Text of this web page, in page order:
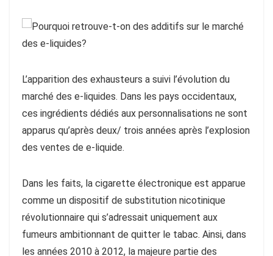
L’apparition des exhausteurs a suivi l’évolution du
marché des e-liquides. Dans les pays occidentaux,
ces ingrédients dédiés aux personnalisations ne sont
apparus qu’après deux/ trois années après l’explosion
des ventes de e-liquide.
Dans les faits, la cigarette électronique est apparue
comme un dispositif de substitution nicotinique
révolutionnaire qui s’adressait uniquement aux
fumeurs ambitionnant de quitter le tabac. Ainsi, dans
les années 2010 à 2012, la majeure partie des